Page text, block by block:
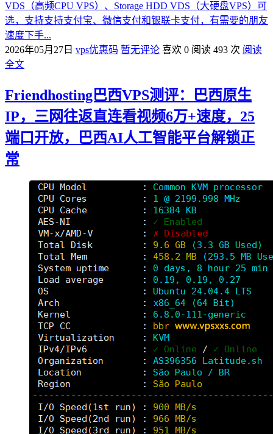
VDS（高频CPU VPS）、Storage HDD VDS（大硬盘VPS）可
选，支持支持支付宝、微信支付和银联卡支付，有需要的朋友
速度下手...
2026年05月27日 vps优惠码 暂无评论 喜欢 0 阅读 493 次 阅读
全文
Friendhosting巴西VPS测评：巴西原生
IP，三网往返直连看视频6万+速度，25
端口开放，巴西AI人工智能平台解锁正
常